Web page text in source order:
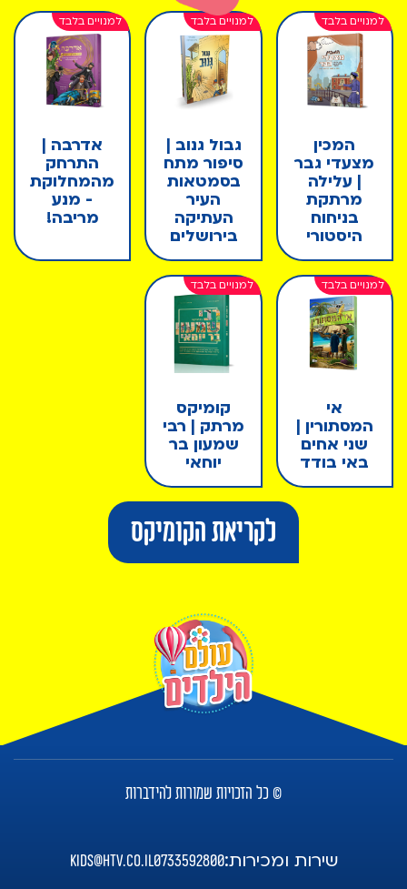
המכין
מצעדי גבר
| עלילה
מרתקת
בניחוח
היסטורי
גבול גנוב |
סיפור מתח
בסמטאות
העיר
העתיקה
בירושלים
אדרבה |
התרחק
מהמחלוקת
- מנע
מריבה!
אי
המסתורין |
שני אחים
באי בודד
קומיקס
מרתק | רבי
שמעון בר
יוחאי
לקריאת הקומיקס
© כל הזכויות שמורות להידברות
שירות ומכירות:0733592800
kids@htv.co.il